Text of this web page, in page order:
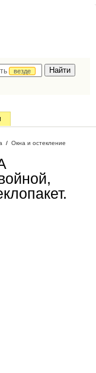
везде
/ Окна и остекление
.